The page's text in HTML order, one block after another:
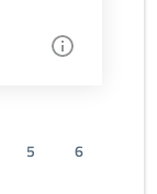
5
6